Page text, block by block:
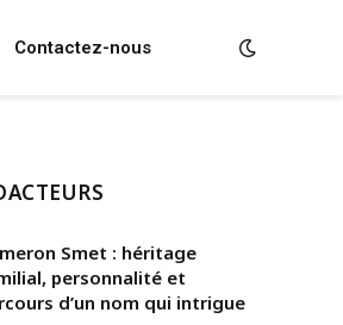
Contactez-nous
Smet : héritage
personnalité et
d’un nom qui intrigue